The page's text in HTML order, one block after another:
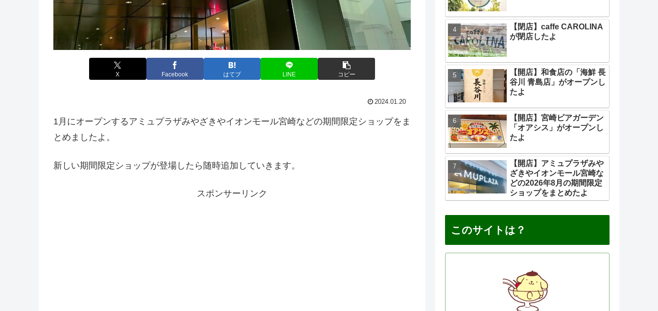
X Facebook はてブ LINE コピー
2024.01.20
1月にオープンするアミュプラザみやざきやイオンモール宮崎などの期間限定ショップをま
とめましたよ。
新しい期間限定ショップが登場したら随時追加していきます。
スポンサーリンク
【閉店】caffe CAROLINA
が閉店したよ
【開店】和食店の「海鮮 長
谷川 青島店」がオープンし
たよ
【開店】宮崎ビアガーデン
「オアシス」がオープンし
たよ
【開店】アミュプラザみや
ざきやイオンモール宮崎な
どの2026年8月の期間限定
ショップをまとめたよ
このサイトは？